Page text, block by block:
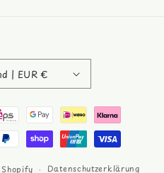
Deutschland | EUR €
Datenschutzerklärung